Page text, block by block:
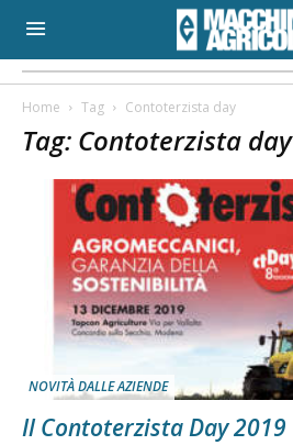
Home Tag Contoterzista day
Tag: Contoterzista day
NOVITÀ DALLE AZIENDE
Il Contoterzista Day 2019